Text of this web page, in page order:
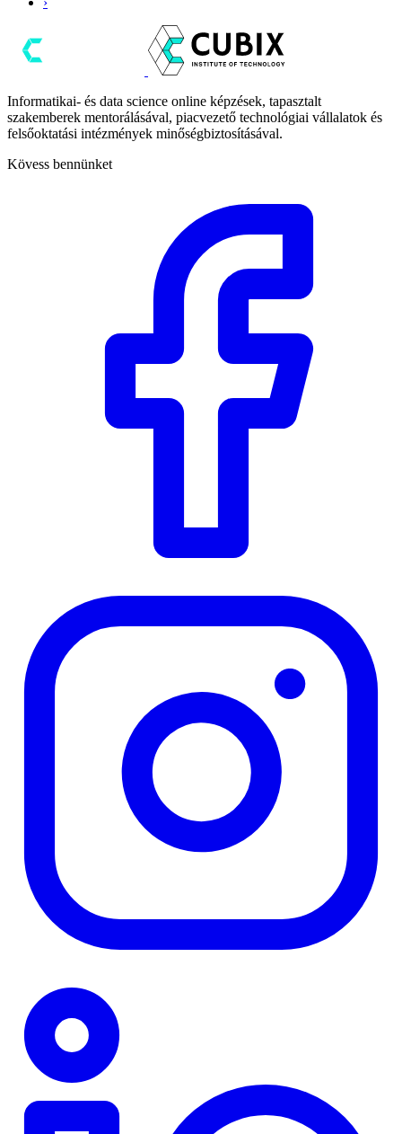
Informatikai- és data science online képzések, tapasztalt
szakemberek mentorálásával, piacvezető technológiai vállalatok és
felsőoktatási intézmények minőségbiztosításával.
Kövess bennünket